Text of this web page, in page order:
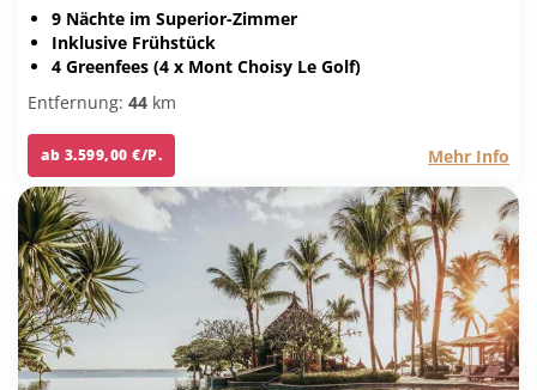
9 Nächte im Superior-Zimmer
Inklusive Frühstück
4 Greenfees (4 x Mont Choisy Le Golf)
Entfernung: 44 km
ab 3.599,00 €/P. Mehr Info